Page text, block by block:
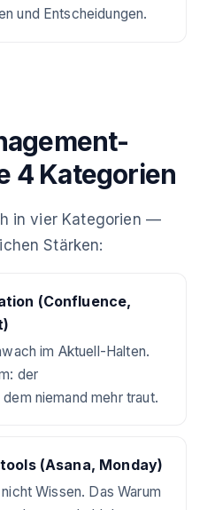
und Entscheidungen.
4 Kategorien
in vier Kategorien —
Stärken:
(Confluence,
im Aktuell-Halten.
der
niemand mehr traut.
(Asana, Monday)
Wissen. Das Warum